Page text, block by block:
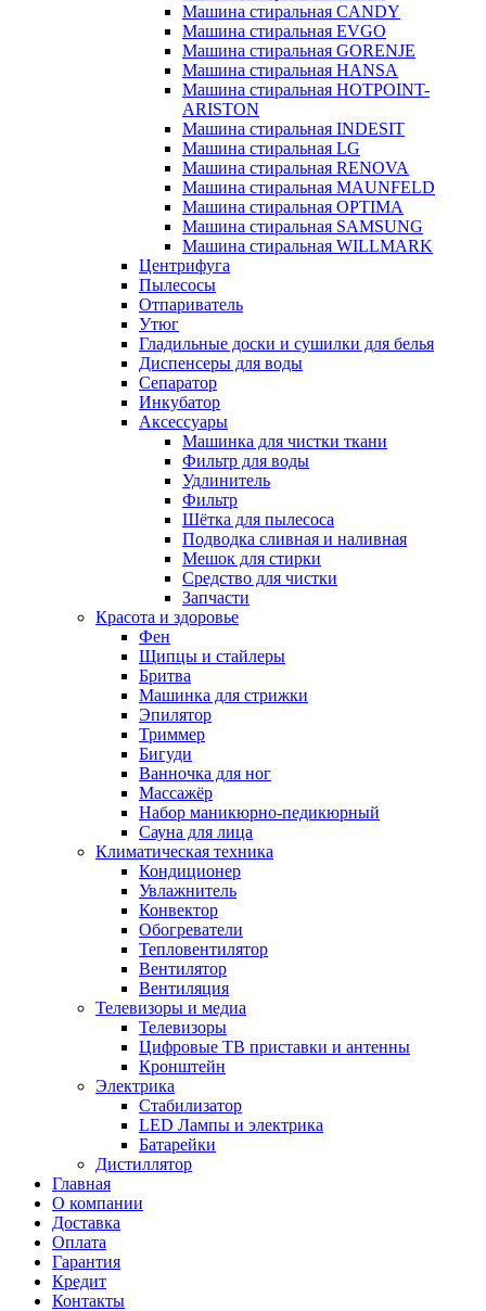
Машина стиральная CANDY
Машина стиральная EVGO
Машина стиральная GORENJE
Машина стиральная HANSA
Машина стиральная HOTPOINT-
ARISTON
Машина стиральная INDESIT
Машина стиральная LG
Машина стиральная RENOVA
Машина стиральная MAUNFELD
Машина стиральная OPTIMA
Машина стиральная SAMSUNG
Машина стиральная WILLMARK
Центрифуга
Пылесосы
Отпариватель
Утюг
Гладильные доски и сушилки для белья
Диспенсеры для воды
Сепаратор
Инкубатор
Аксессуары
Машинка для чистки ткани
Фильтр для воды
Удлинитель
Фильтр
Шётка для пылесоса
Подводка сливная и наливная
Мешок для стирки
Средство для чистки
Запчасти
Красота и здоровье
Фен
Щипцы и стайлеры
Бритва
Машинка для стрижки
Эпилятор
Триммер
Бигуди
Ванночка для ног
Массажёр
Набор маникюрно-педикюрный
Сауна для лица
Климатическая техника
Кондиционер
Увлажнитель
Конвектор
Обогреватели
Тепловентилятор
Вентилятор
Вентиляция
Телевизоры и медиа
Телевизоры
Цифровые ТВ приставки и антенны
Кронштейн
Электрика
Стабилизатор
LED Лампы и электрика
Батарейки
Дистиллятор
Главная
О компании
Доставка
Оплата
Гарантия
Кредит
Контакты